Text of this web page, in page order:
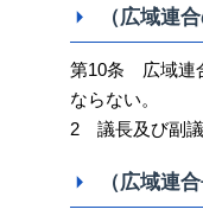
（広域連
第10条 広域連
ならない。
2 議長及び副議
（広域連合